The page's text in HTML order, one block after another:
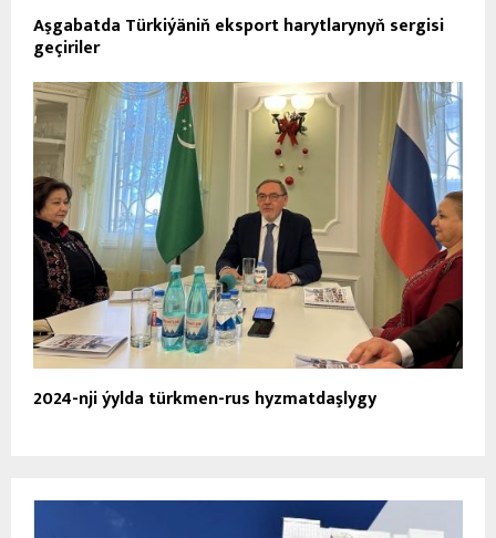
Aşgabatda Türkiýäniň eksport harytlarynyň sergisi
geçiriler
2024-nji ýylda türkmen-rus hyzmatdaşlygy